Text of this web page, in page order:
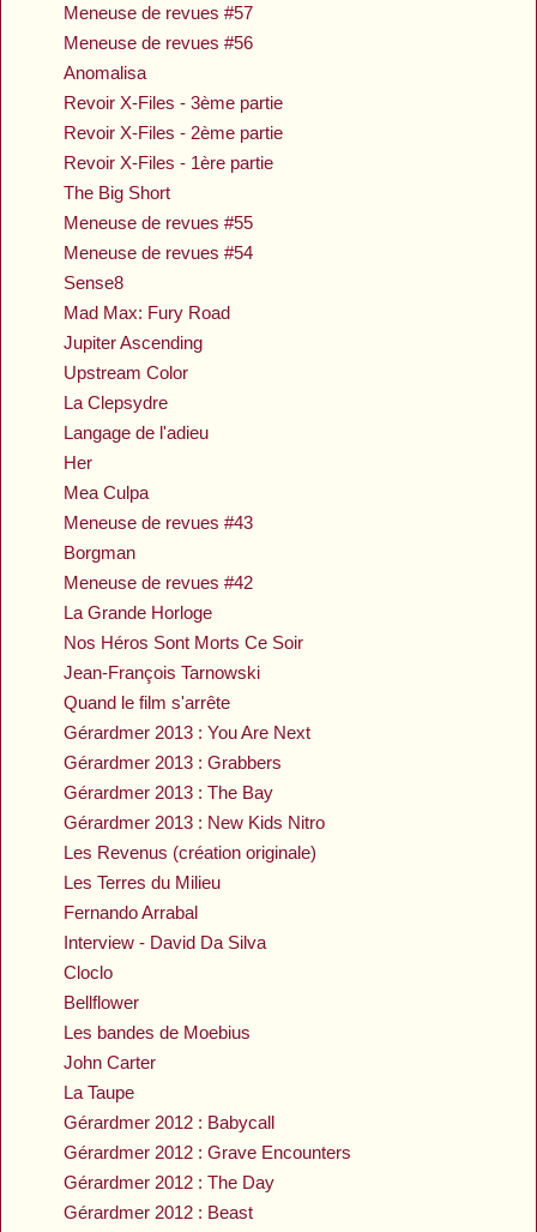
Meneuse de revues #57
Meneuse de revues #56
Anomalisa
Revoir X-Files - 3ème partie
Revoir X-Files - 2ème partie
Revoir X-Files - 1ère partie
The Big Short
Meneuse de revues #55
Meneuse de revues #54
Sense8
Mad Max: Fury Road
Jupiter Ascending
Upstream Color
La Clepsydre
Langage de l'adieu
Her
Mea Culpa
Meneuse de revues #43
Borgman
Meneuse de revues #42
La Grande Horloge
Nos Héros Sont Morts Ce Soir
Jean-François Tarnowski
Quand le film s'arrête
Gérardmer 2013 : You Are Next
Gérardmer 2013 : Grabbers
Gérardmer 2013 : The Bay
Gérardmer 2013 : New Kids Nitro
Les Revenus (création originale)
Les Terres du Milieu
Fernando Arrabal
Interview - David Da Silva
Cloclo
Bellflower
Les bandes de Moebius
John Carter
La Taupe
Gérardmer 2012 : Babycall
Gérardmer 2012 : Grave Encounters
Gérardmer 2012 : The Day
Gérardmer 2012 : Beast